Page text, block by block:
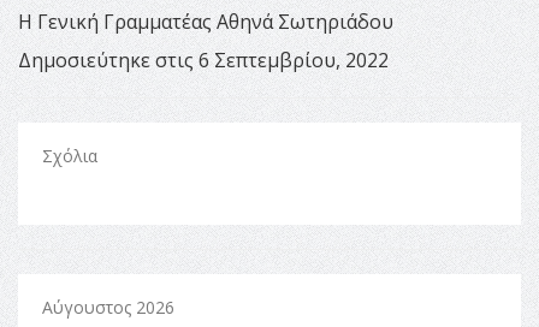
Η Γενική Γραμματέας Αθηνά Σωτηριάδου
Δημοσιεύτηκε στις 6 Σεπτεμβρίου, 2022
Σχόλια
Αύγουστος 2026